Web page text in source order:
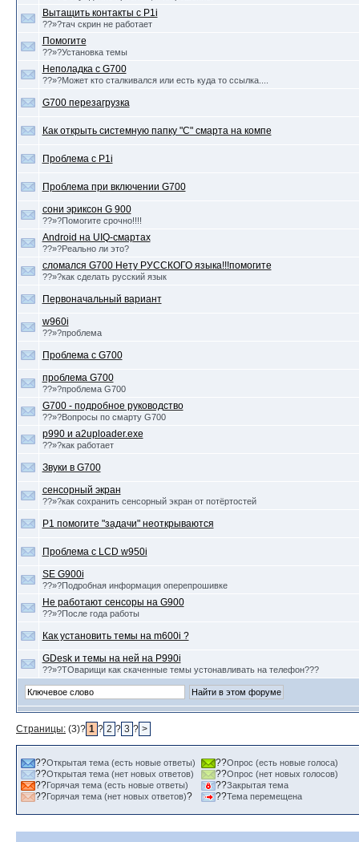
Вытащить контакты с P1i
??»?тач скрин не работает
Помогите
??»?Установка темы
Неполадка с G700
??»?Может кто сталкивался или есть куда то ссылка....
G700 перезагрузка
Как открыть системную папку "С" смарта на компе
Проблема с P1i
Проблема при включении G700
сони эриксон G 900
??»?Помогите срочно!!!!
Android на UIQ-смартах
??»?Реально ли это?
сломался G700 Нету РУССКОГО языка!!!помогите
??»?как сделать русский язык
Первоначальный вариант
w960i
??»?проблема
Проблема с G700
проблема G700
??»?проблема G700
G700 - подробное руководство
??»?Вопросы по смарту G700
р990 и a2uploader.exe
??»?как работает
Звуки в G700
сенсорный экран
??»?как сохранить сенсорный экран от потёртостей
P1 помогите "задачи" неоткрываются
Проблема с LCD w950i
SE G900i
??»?Подробная информация оперепрошивке
Не работают сенсоры на G900
??»?После года работы
Как установить темы на m600i ?
GDesk и темы на ней на P990i
??»?ТОварищи как скаченные темы устонавливать на телефон???
Страницы: (3)? 1 ? 2 ? 3 ? >
??Открытая тема (есть новые ответы)
??Открытая тема (нет новых ответов)
??Горячая тема (есть новые ответы)
??Горячая тема (нет новых ответов)?
??Опрос (есть новые голоса)
??Опрос (нет новых голосов)
??Закрытая тема
??Тема перемещена